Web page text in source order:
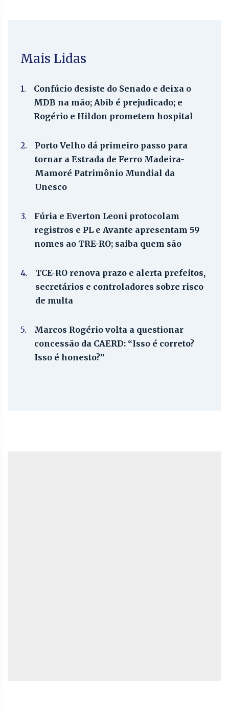
Mais Lidas
1.
Confúcio desiste do Senado e deixa o
MDB na mão; Abib é prejudicado; e
Rogério e Hildon prometem hospital
2.
Porto Velho dá primeiro passo para
tornar a Estrada de Ferro Madeira-
Mamoré Patrimônio Mundial da
Unesco
3.
Fúria e Everton Leoni protocolam
registros e PL e Avante apresentam 59
nomes ao TRE-RO; saiba quem são
4.
TCE-RO renova prazo e alerta prefeitos,
secretários e controladores sobre risco
de multa
5.
Marcos Rogério volta a questionar
concessão da CAERD: “Isso é correto?
Isso é honesto?”